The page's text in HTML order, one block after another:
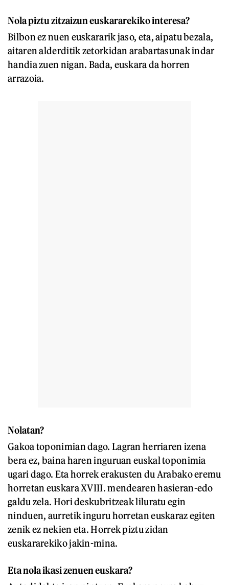
Nola piztu zitzaizun euskararekiko interesa?
Bilbon ez nuen euskararik jaso, eta, aipatu bezala,
aitaren alderditik zetorkidan arabartasunak indar
handia zuen nigan. Bada, euskara da horren
arrazoia.
Nolatan?
Gakoa toponimian dago. Lagran herriaren izena
bera ez, baina haren inguruan euskal toponimia
ugari dago. Eta horrek erakusten du Arabako eremu
horretan euskara XVIII. mendearen hasieran-edo
galdu zela. Hori deskubritzeak liluratu egin
ninduen, aurretik inguru horretan euskaraz egiten
zenik ez nekien eta. Horrek piztu zidan
euskararekiko jakin-mina.
Eta nola ikasi zenuen euskara?